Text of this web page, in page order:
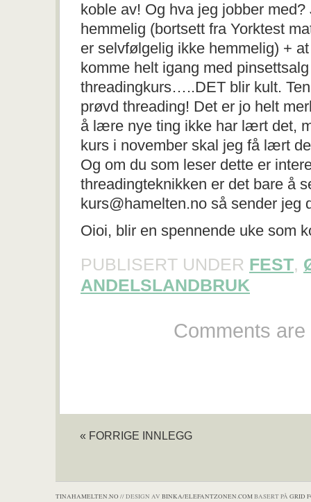
koble av! Og hva jeg jobber
hemmelig (bortsett fra Yorktest
er selvfølgelig ikke hemmelig) +
komme helt igang med
threadingkurs…..DET blir kult.
prøvd threading! Det er jo helt
å lære nye ting ikke har lært det,
kurs i november skal jeg få lært
Og om du som leser dette er
threadingteknikken er det bare å
kurs@hamelten.no så sender jeg
Oioi, blir en spennende uke som
PUBLISERT UNDER FEST,
ANDELSLANDBRUK
Comments
« FORRIGE INNLEGG
TINAHAMELTEN.NO // DESIGN AV BINKA/ELEFANTZONEN.COMBASERT PÅ GRID